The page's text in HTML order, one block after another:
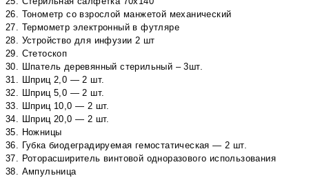
26. Тонометр со взрослой манжетой механический
27. Термометр электронный в футляре
28. Устройство для инфузии 2 шт
29. Стетоскоп
30. Шпатель деревянный стерильный – 3шт.
31. Шприц 2,0 — 2 шт.
32. Шприц 5,0 — 2 шт.
33. Шприц 10,0 — 2 шт.
34. Шприц 20,0 — 2 шт.
35. Ножницы
36. Губка биодеградируемая гемостатическая — 2 шт.
37. Роторасширитель винтовой одноразового использования
38. Ампульница